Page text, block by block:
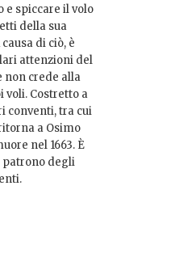
e spiccare il volo
della sua
di ciò, è
attenzioni del
non crede alla
voli. Costretto a
conventi, tra cui
a Osimo
nel 1663. È
patrono degli